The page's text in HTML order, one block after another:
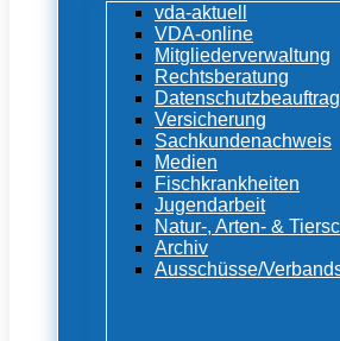
vda-aktuell
VDA-online
Mitgliederverwaltung
Rechtsberatung
Versicherung
Sachkundenachweis
Medien
Fischkrankheiten
Jugendarbeit
Natur-, Arten- &
Archiv
Ausschüsse/